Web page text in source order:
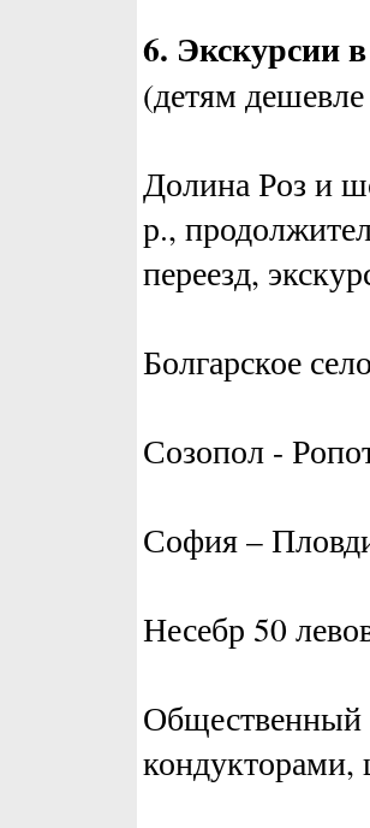
6. Экскурсии
(детям
Долина Роз и
р.,
переезд,
Болгарское
Созопол -
София –
Несебр 50
Общественный
кондукторами,